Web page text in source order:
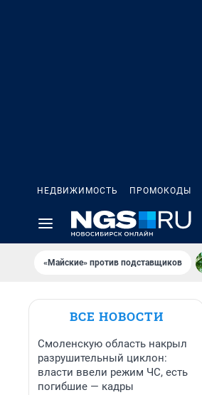
НЕДВИЖИМОСТЬ ПРОМОКОДЫ
«Майские» против подставщиков
ВСЕ НОВОСТИ
Смоленскую область накрыл
разрушительный циклон:
власти ввели режим ЧС, есть
погибшие — кадры